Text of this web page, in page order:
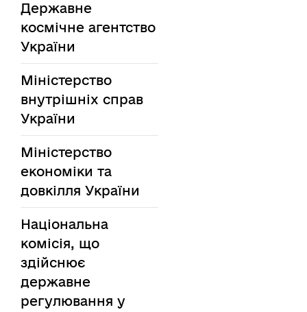
Державне
космічне агентство
України
Міністерство
внутрішніх справ
України
Міністерство
економіки та
довкілля України
Національна
комісія, що
здійснює
державне
регулювання у